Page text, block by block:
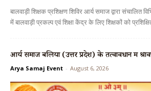
बालवाड़ी शिक्षक प्रशिक्षण शिविर आर्य समाज द्वारा संचालित
में बालवाड़ी प्रकल्प एवं शिक्षा केंद्र के लिए शिक्षकों को
आर्य समाज बलिया (उत्तर प्रदेश) के तत्वावधान में
Arya Samaj Event - August 6, 2026